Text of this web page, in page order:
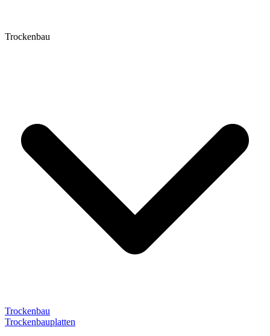
Trockenbau
Trockenbau
Trockenbauplatten